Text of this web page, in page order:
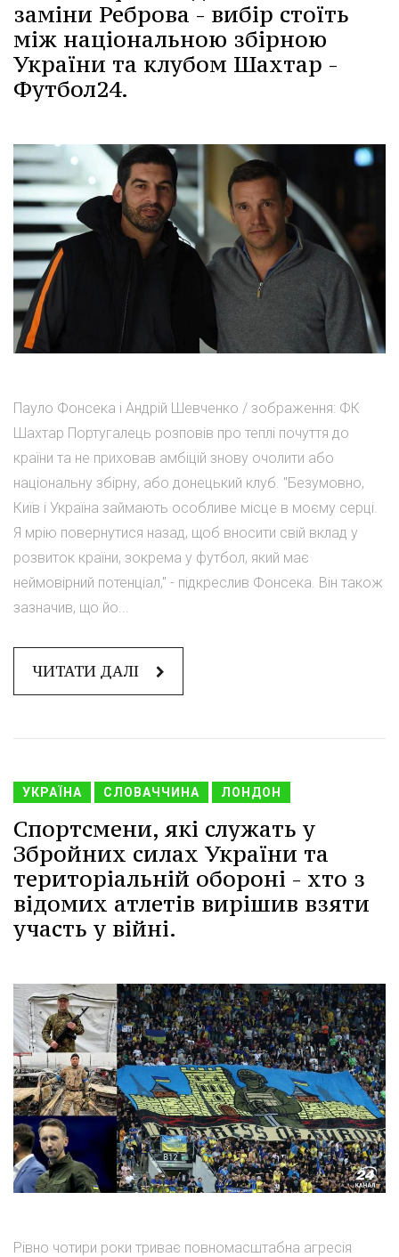
заміни Реброва - вибір стоїть
між національною збірною
України та клубом Шахтар -
Футбол24.
Пауло Фонсека і Андрій Шевченко / зображення: ФК
Шахтар Португалець розповів про теплі почуття до
країни та не приховав амбіцій знову очолити або
національну збірну, або донецький клуб. "Безумовно,
Київ і Україна займають особливе місце в моєму серці.
Я мрію повернутися назад, щоб вносити свій вклад у
розвиток країни, зокрема у футбол, який має
неймовірний потенціал," - підкреслив Фонсека. Він також
зазначив, що йо...
ЧИТАТИ ДАЛІ
УКРАЇНА СЛОВАЧЧИНА ЛОНДОН
Спортсмени, які служать у
Збройних силах України та
територіальній обороні - хто з
відомих атлетів вирішив взяти
участь у війні.
Рівно чотири роки триває повномасштабна агресія